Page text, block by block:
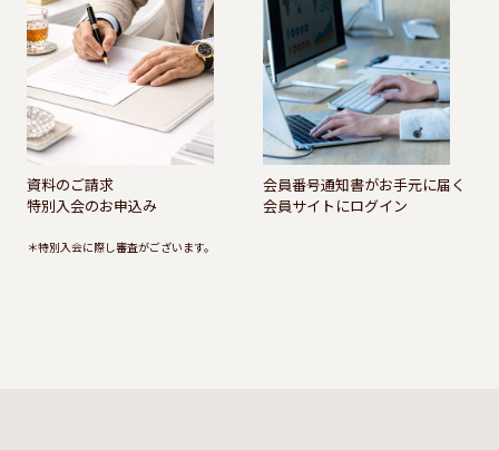
資料のご請求
特別入会のお申込み
＊特別入会に際し審査がございます。
会員番号通知書がお手元に届く
会員サイトにログイン